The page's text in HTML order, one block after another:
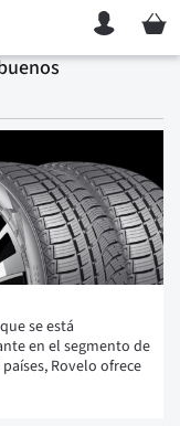
Mi
que se está
en el segmento de
Rovelo ofrece